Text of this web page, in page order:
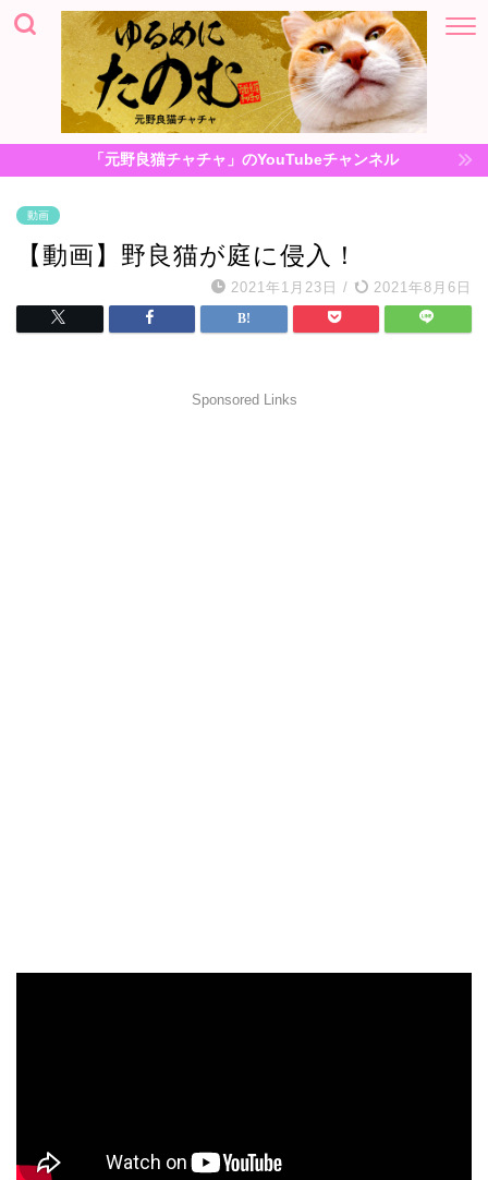
「元野良猫チャチャ」のYouTubeチャンネル
動画
【動画】野良猫が庭に侵入！
2021年1月23日 / 2021年8月6日
Sponsored Links